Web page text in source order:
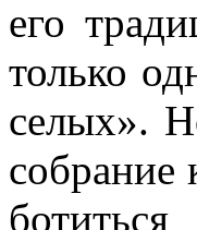
его
только
селых».
собрание